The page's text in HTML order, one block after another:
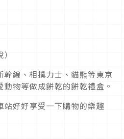
幹線、相撲力士、貓熊等東京
物等做成餅乾的餅乾禮盒。
站好好享受一下購物的樂趣